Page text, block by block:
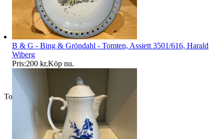
Toppsäljare
B & G - Bing & Gröndahl - Tomten, Assiett 3501/616, Harald
Wiberg
Pris:200 kr,Köp nu.